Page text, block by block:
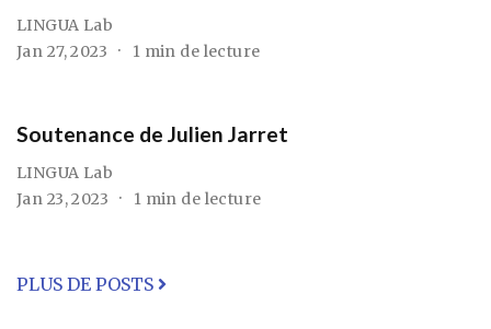
LINGUA Lab
Jan 27, 2023
1 min de lecture
Soutenance de Julien Jarret
LINGUA Lab
Jan 23, 2023
1 min de lecture
PLUS DE POSTS